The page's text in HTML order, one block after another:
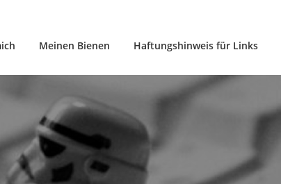
Meinen Bienen Haftungshinweis für Links